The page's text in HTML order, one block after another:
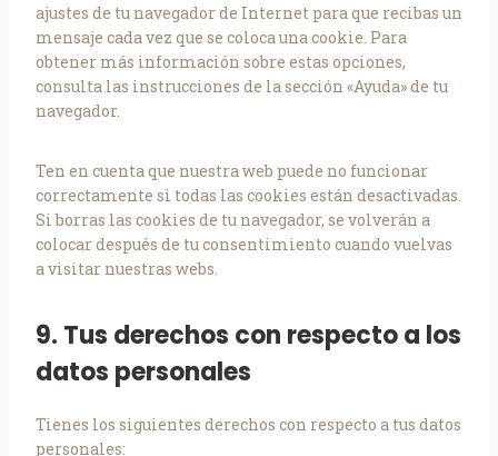
ajustes de tu navegador de Internet para que recibas un
mensaje cada vez que se coloca una cookie. Para
obtener más información sobre estas opciones,
consulta las instrucciones de la sección «Ayuda» de tu
navegador.
Ten en cuenta que nuestra web puede no funcionar
correctamente si todas las cookies están desactivadas.
Si borras las cookies de tu navegador, se volverán a
colocar después de tu consentimiento cuando vuelvas
a visitar nuestras webs.
9. Tus derechos con respecto a los
datos personales
Tienes los siguientes derechos con respecto a tus datos
personales: